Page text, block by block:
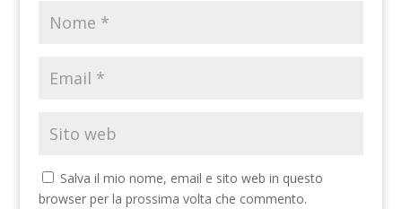
Salva il mio nome, email e sito web in questo
browser per la prossima volta che commento.